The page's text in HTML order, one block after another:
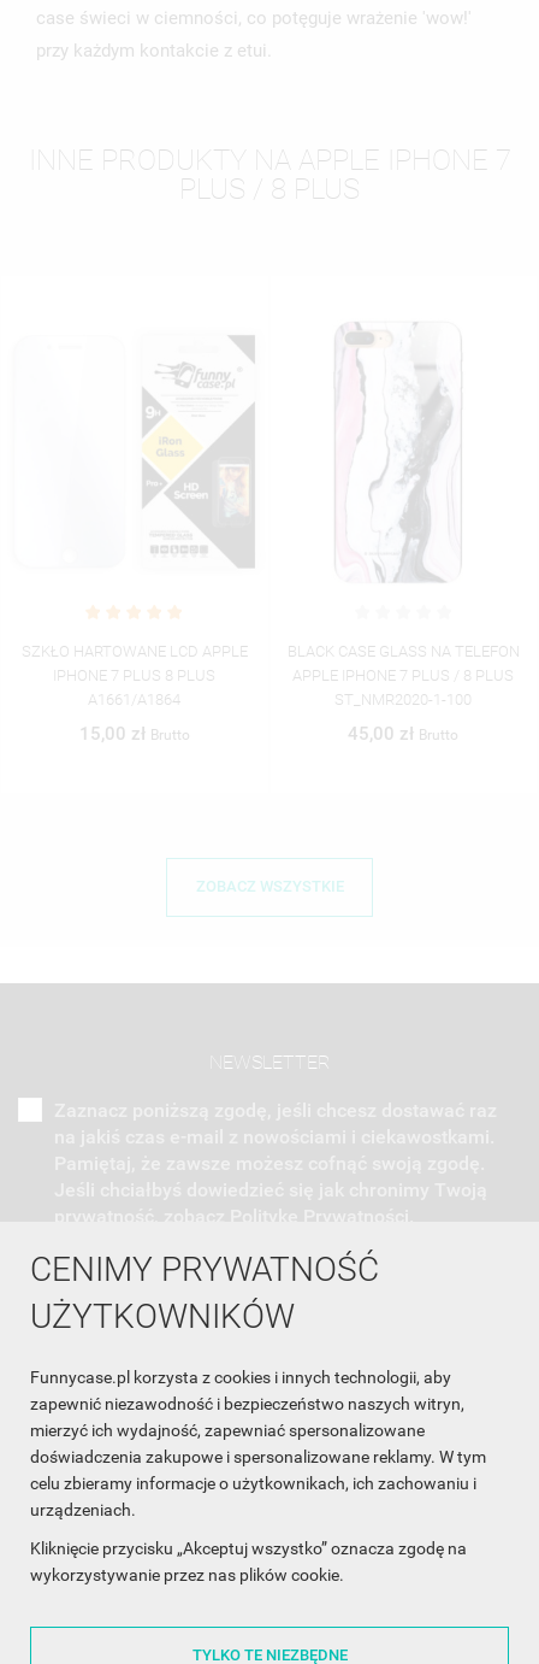
CENIMY PRYWATNOŚĆ
UŻYTKOWNIKÓW
Funnycase.pl korzysta z cookies i innych technologii, aby
zapewnić niezawodność i bezpieczeństwo naszych witryn,
mierzyć ich wydajność, zapewniać spersonalizowane
doświadczenia zakupowe i spersonalizowane reklamy. W tym
celu zbieramy informacje o użytkownikach, ich zachowaniu i
urządzeniach.
Kliknięcie przycisku „Akceptuj wszystko” oznacza zgodę na
wykorzystywanie przez nas plików cookie.
TYLKO TE NIEZBĘDNE
case świeci w ciemności, co potęguje wrażenie 'wow!'
przy każdym kontakcie z etui.
INNE PRODUKTY NA APPLE IPHONE 7
PLUS / 8 PLUS
BLACK CASE GLASS NA TELEFON
APPLE IPHONE 7 PLUS / 8 PLUS
ST_NMR2020-1-100
45,00 zł Brutto
BLACK CASE GLASS NA TELEFON
APPLE IPHONE 7 PLUS / 8 PLUS
ST_NMR2020-1-101
45,00 zł Brutto
ZOBACZ WSZYSTKIE
NEWSLETTER
INFORMACJA O SKLEPIE
INFORMACJE
OBSŁUGA KLIENTA
WSPÓŁPRACA
ŚLEDŹ NAS NA FACEBOOKU